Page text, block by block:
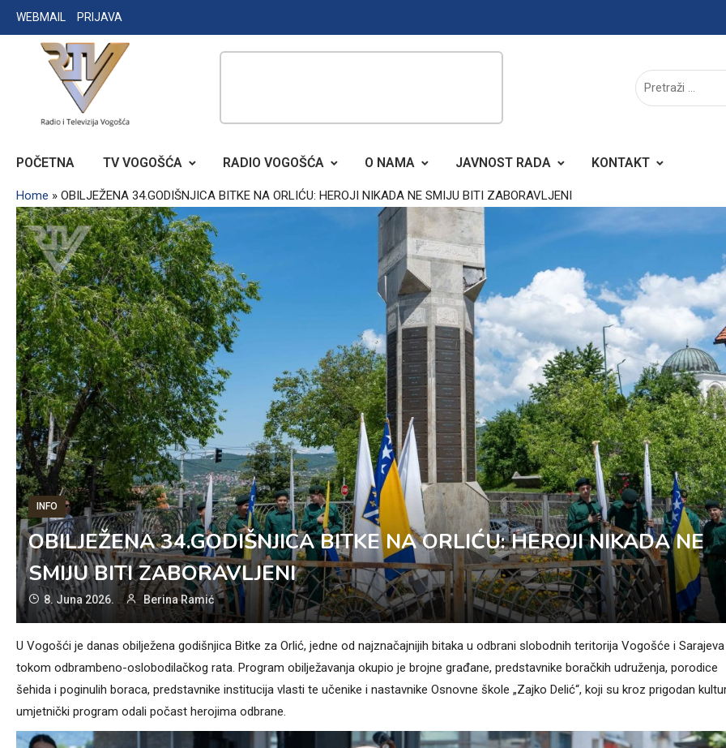
Skip
to
WEBMAIL PRIJAVA
RADIO TELEVIZIJA VOGOŠĆA
POČETNA TV VOGOŠĆA RADIO VOGOŠĆA O NAMA JAVNOST RADA KONTAKT
Home » OBILJEŽENA 34.GODIŠNJICA BITKE NA ORLIĆU: HEROJI NIKADA NE SMIJU BITI ZABORAVLJENI
INFO
OBILJEŽENA 34.GODIŠNJICA BITKE NA ORLIĆU: HEROJI NIKADA NE
SMIJU BITI ZABORAVLJENI
8. Juna 2026. Berina Ramić
U Vogošći je danas obilježena godišnjica Bitke za Orlić, jedne od najznačajnijih bitaka u odbrani slobodnih teritorija Vogošće i Sarajeva
tokom odbrambeno-oslobodilačkog rata. Program obilježavanja okupio je brojne građane, predstavnike boračkih udruženja, porodice
šehida i poginulih boraca, predstavnike institucija vlasti te učenike i nastavnike Osnovne škole „Zajko Delić“, koji su kroz prigodan
umjetnički program odali počast herojima odbrane.